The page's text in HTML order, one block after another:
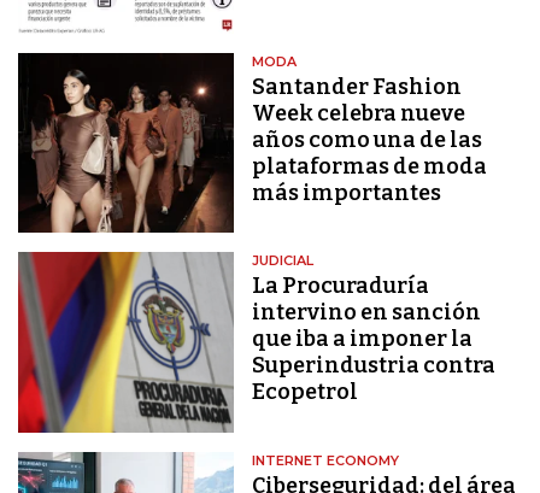
MODA
Santander Fashion
Week celebra nueve
años como una de las
plataformas de moda
más importantes
JUDICIAL
La Procuraduría
intervino en sanción
que iba a imponer la
Superindustria contra
Ecopetrol
INTERNET ECONOMY
Ciberseguridad: del área